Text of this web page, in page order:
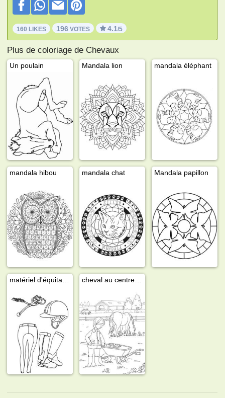
160 LIKES 196 VOTES 4.1/5
Plus de coloriage de Chevaux
Un poulain Mandala lion mandala éléphant
mandala hibou mandala chat Mandala papillon